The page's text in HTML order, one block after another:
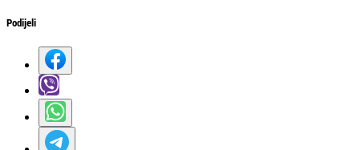
Podijeli